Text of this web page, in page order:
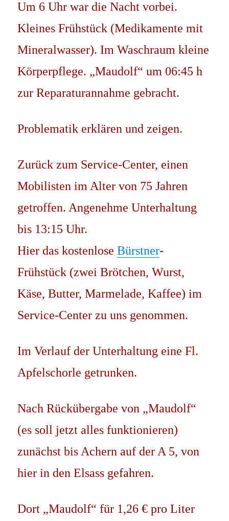
Um 6 Uhr war die Nacht vorbei.
Kleines Frühstück (Medikamente mit
Mineralwasser). Im Waschraum kleine
Körperpflege. „Maudolf“ um 06:45 h
zur Reparaturannahme gebracht.
Problematik erklären und zeigen.
Zurück zum Service-Center, einen
Mobilisten im Alter von 75 Jahren
getroffen. Angenehme Unterhaltung
bis 13:15 Uhr.
Hier das kostenloseBürstner-
Frühstück (zwei Brötchen, Wurst,
Käse, Butter, Marmelade, Kaffee) im
Service-Center zu uns genommen.
Im Verlauf der Unterhaltung eine Fl.
Apfelschorle getrunken.
Nach Rückübergabe von „Maudolf“
(es soll jetzt alles funktionieren)
zunächst bis Achern auf der A 5, von
hier in den Elsass gefahren.
Dort „Maudolf“ für 1,26 € pro Liter